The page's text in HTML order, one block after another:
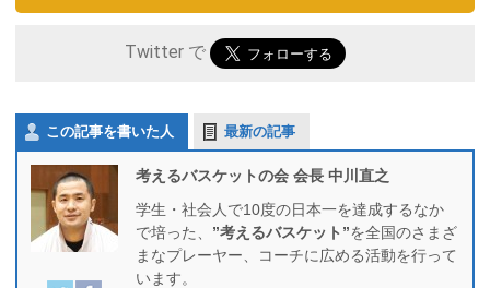
Twitter で
この記事を書いた人 最新の記事
考えるバスケットの会 会長 中川直之
学生・社会人で10度の日本一を達成するなか
で培った、 ”考えるバスケット”を全国のさまざ
まなプレーヤー、コーチに広める活動を行って
います。